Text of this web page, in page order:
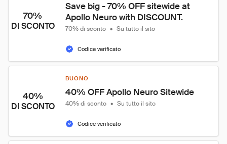
70%
DI SCONTO
Save big - 70% OFF sitewide at
Apollo Neuro with DISCOUNT.
70% di sconto • Su tutto il sito
Codice verificato
40%
DI SCONTO
BUONO
40% OFF Apollo Neuro Sitewide
40% di sconto • Su tutto il sito
Codice verificato